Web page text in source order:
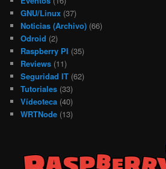
GNU/Linux (37)
Noticias (Archivo) (66)
Odroid (2)
Raspberry PI (35)
Reviews (11)
Seguridad IT (62)
Tutoriales (33)
Vídeoteca (40)
WRTNode (13)